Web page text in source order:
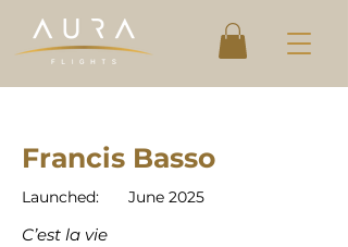
Francis Basso
Launched: June 2025
C’est la vie